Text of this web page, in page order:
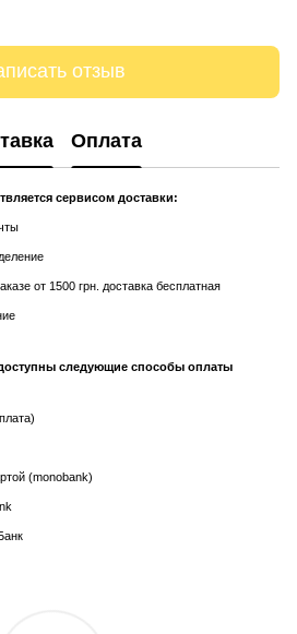
отзыв
Оплата
сервисом доставки:
от 1500 грн. доставка бесплатная
следующие способы оплаты
(monobank)